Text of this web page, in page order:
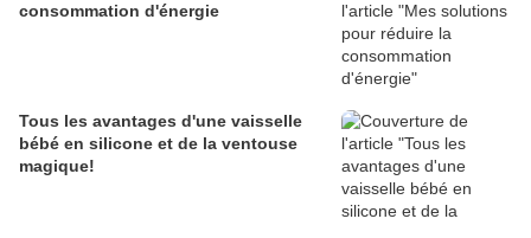
consommation d'énergie
Tous les avantages d'une vaisselle
bébé en silicone et de la ventouse
magique!